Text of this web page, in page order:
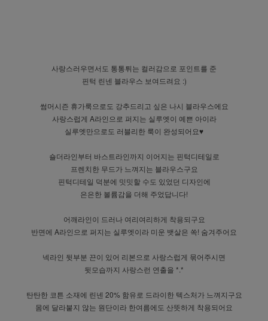
사랑스러우면서도 통통튀는 컬러감으로 포인트를 준
핀턱 린넨 블라우스 보여드려요 :)
썸머시즌 휴가룩으로도 강추드리고 싶은 나시 블라우스에요
사랑스럽게 A라인으로 퍼지는 실루엣이 예쁜 아이라
실루엣만으로도 러블리한 룩이 완성되어요♥
숄더라인부터 바스트라인까지 이어지는 핀턱디테일로
프렌치한 무드가 느껴지는 블라우스구요
핀턱디테일 덕분에 밋밋할 수도 있었던 디자인에
은은한 볼륨감을 더해 주었답니다!
어깨라인이 드러나 여리여리하게 착용되구요
반면에 A라인으로 퍼지는 실루엣이라 미운 뱃살은 쏙! 숨겨주어요
넥라인 뒷부분 끈이 있어 리본으로 사랑스럽게 묶어주시면
뒷모습까지 사랑스런 연출을 *.*
탄탄한 코튼 소재에 린넨 20% 함유로 드라이한 텍스처가 느껴지구요
몸에 달라붙지 않는 원단이라 한여름에도 산뜻하게 착용되어요